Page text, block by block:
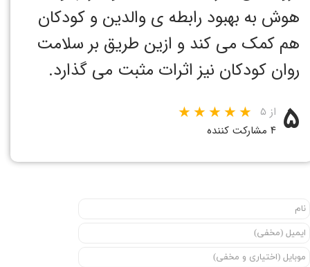
هوش به بهبود رابطه ی والدین و کودکان
هم کمک می کند و ازین طریق بر سلامت
روان کودکان نیز اثرات مثبت می گذارد.
۵ از ۵
۴ مشارکت کننده